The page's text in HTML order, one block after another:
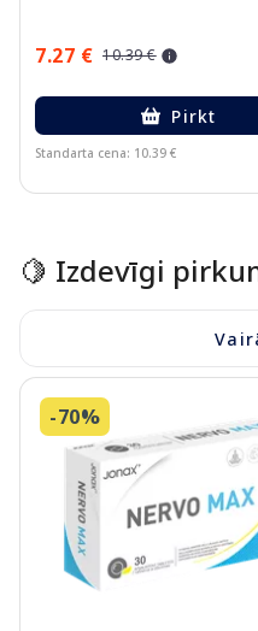
7.27 € 10.39 €
Pirkt
Standarta cena: 10.39 €
🍋 Izdevīgi
-70%